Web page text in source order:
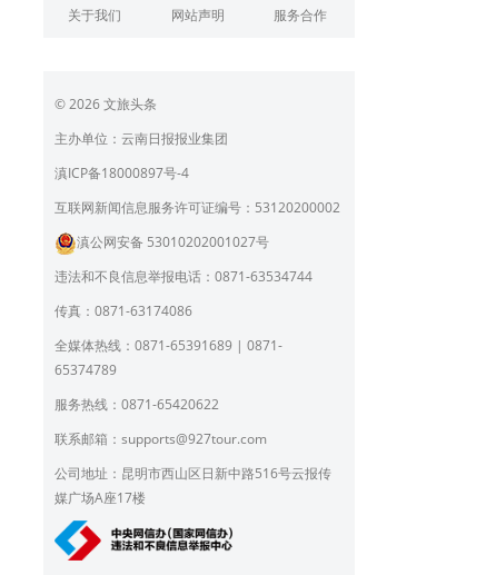
江西省文化和旅游厅 河南省文化和旅游厅
广东省文化和旅游厅
育厅
陕西省文化和旅游厅 甘肃省文化和旅游厅
青海省文化和旅游厅
宁夏回族自治区文化和旅
北京市文旅局
上海市文化和旅游局
员会
关于我们 网站声明 服务合作
© 2026 文旅头条
主办单位：云南日报报业集团
滇ICP备18000897号-4
互联网新闻信息服务许可证编号：53120200002
滇公网安备 53010202001027号
违法和不良信息举报电话：0871-63534744
传真：0871-63174086
全媒体热线：0871-65391689 | 0871-
65374789
服务热线：0871-65420622
联系邮箱： supports@927tour.com
公司地址：昆明市西山区日新中路516号云报传
媒广场A座17楼